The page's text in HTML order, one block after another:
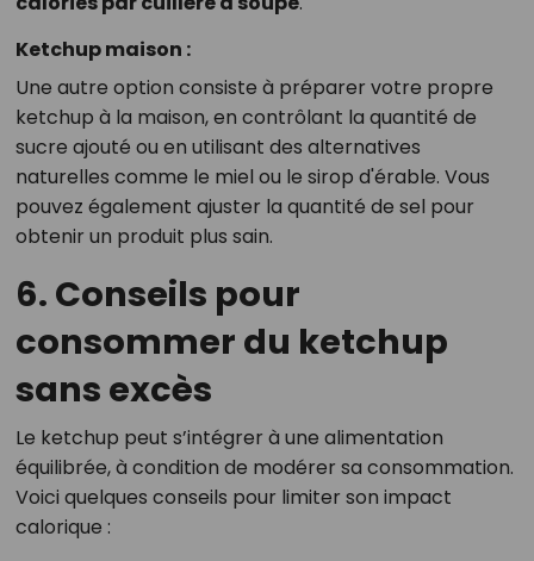
Ketchup maison :
Une autre option consiste à préparer votre propre
ketchup à la maison, en contrôlant la quantité de
sucre ajouté ou en utilisant des alternatives
naturelles comme le miel ou le sirop d'érable. Vous
pouvez également ajuster la quantité de sel pour
obtenir un produit plus sain.
6. Conseils pour
consommer du ketchup
sans excès
Le ketchup peut s’intégrer à une alimentation
équilibrée, à condition de modérer sa consommation.
Voici quelques conseils pour limiter son impact
calorique :